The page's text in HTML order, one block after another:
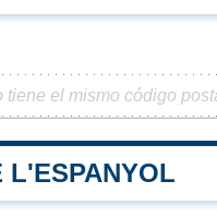
tiene el mismo código
L'ESPANYOL